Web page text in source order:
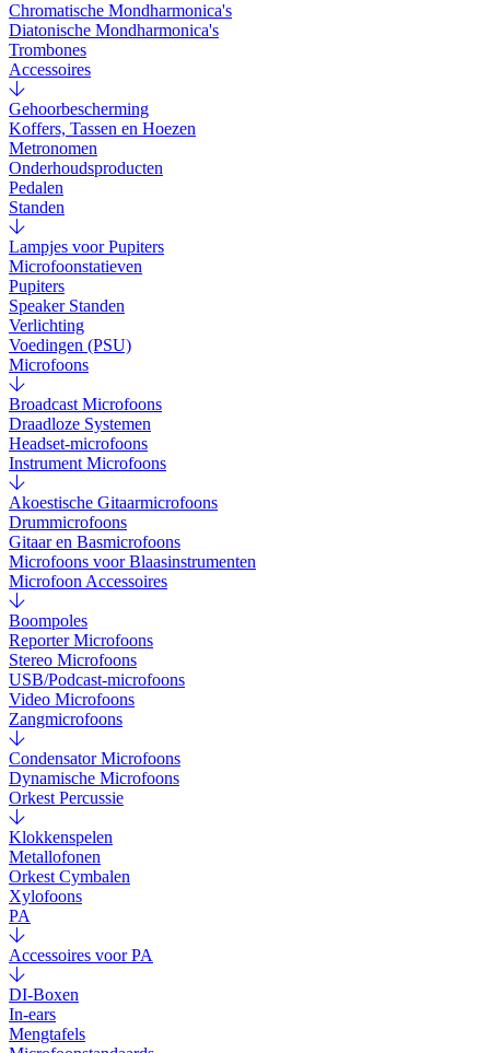
Chromatische Mondharmonica's
Diatonische Mondharmonica's
Trombones
Accessoires
Gehoorbescherming
Koffers, Tassen en Hoezen
Metronomen
Onderhoudsproducten
Pedalen
Standen
Lampjes voor Pupiters
Microfoonstatieven
Pupiters
Speaker Standen
Verlichting
Voedingen (PSU)
Microfoons
Broadcast Microfoons
Draadloze Systemen
Headset-microfoons
Instrument Microfoons
Akoestische Gitaarmicrofoons
Drummicrofoons
Gitaar en Basmicrofoons
Microfoons voor Blaasinstrumenten
Microfoon Accessoires
Boompoles
Reporter Microfoons
Stereo Microfoons
USB/Podcast-microfoons
Video Microfoons
Zangmicrofoons
Condensator Microfoons
Dynamische Microfoons
Orkest Percussie
Klokkenspelen
Metallofonen
Orkest Cymbalen
Xylofoons
PA
Accessoires voor PA
DI-Boxen
In-ears
Mengtafels